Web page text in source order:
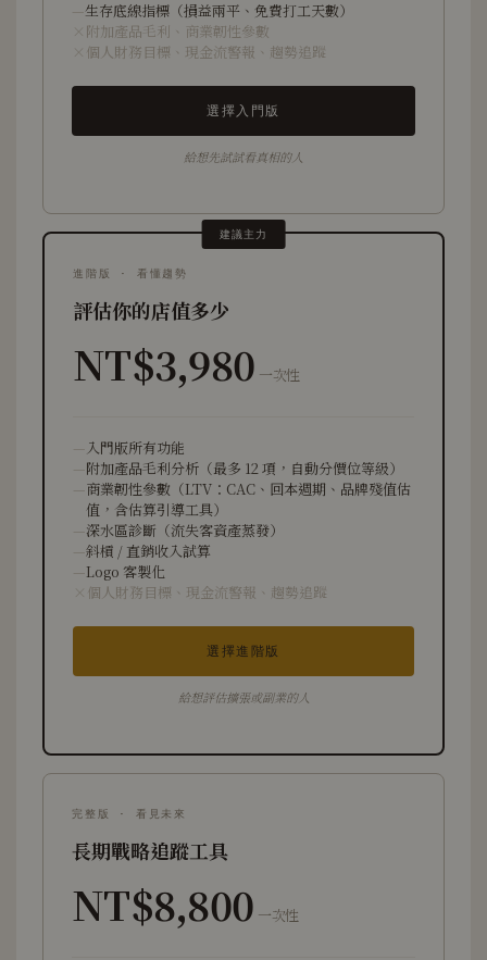
生存底線指標（損益兩平、免費打工天數）
附加產品毛利、商業韌性參數
個人財務目標、現金流警報、趨勢追蹤
選擇入門版
給想先試試看真相的人
建議主力
進階版 · 看懂趨勢
評估你的店值多少
NT$3,980 一次性
入門版所有功能
附加產品毛利分析（最多 12 項，自動分價位等級）
商業韌性參數（LTV：CAC、回本週期、品牌殘值估
值，含估算引導工具）
深水區診斷（流失客資產蒸發）
斜槓 / 直銷收入試算
Logo 客製化
個人財務目標、現金流警報、趨勢追蹤
選擇進階版
給想評估擴張或副業的人
完整版 · 看見未來
長期戰略追蹤工具
NT$8,800 一次性